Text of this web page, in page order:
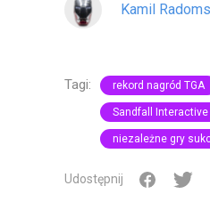
Kamil
Tagi: rekord nagród TGA
Sandfall
niezależne gry
Udostępnij